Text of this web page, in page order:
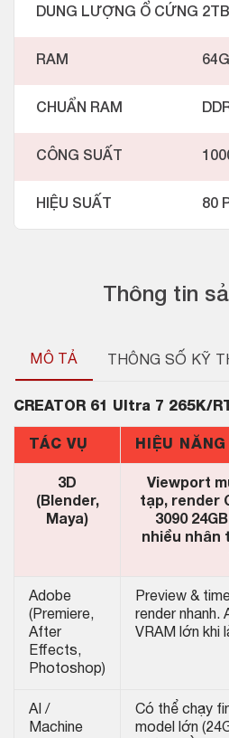
Thông tin
MÔ TẢ THÔNG SỐ KỸ
CREATOR 61 Ultra 7 265K/
TÁC VỤ HIỆU
3D
(Blender,
Maya)
Viewport
tạp, render
3090
nhiều nhân
Adobe
(Premiere,
After
Effects,
Photoshop)
Preview &
render nhanh.
VRAM lớn khi
AI /
Machine
Có thể chạy
model lớn
DUNG LƯỢNG Ổ CỨNG 2TB
RAM
CHUẨN RAM
CÔNG SUẤT
HIỆU SUẤT 80